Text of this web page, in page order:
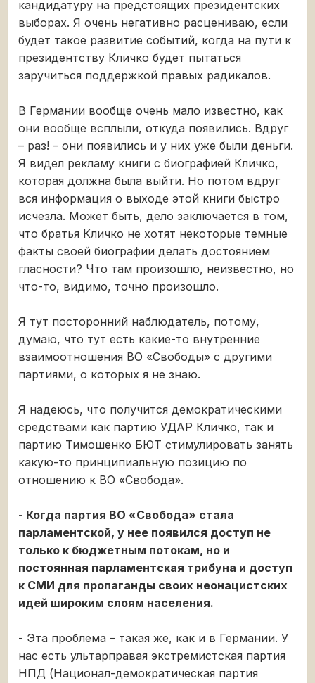
кандидатуру на предстоящих президентских
выборах. Я очень негативно расцениваю, если
будет такое развитие событий, когда на пути к
президентству Кличко будет пытаться
заручиться поддержкой правых радикалов.
В Германии вообще очень мало известно, как
они вообще всплыли, откуда появились. Вдруг
– раз! – они появились и у них уже были деньги.
Я видел рекламу книги с биографией Кличко,
которая должна была выйти. Но потом вдруг
вся информация о выходе этой книги быстро
исчезла. Может быть, дело заключается в том,
что братья Кличко не хотят некоторые темные
факты своей биографии делать достоянием
гласности? Что там произошло, неизвестно, но
что-то, видимо, точно произошло.
Я тут посторонний наблюдатель, потому,
думаю, что тут есть какие-то внутренние
взаимоотношения ВО «Свободы» с другими
партиями, о которых я не знаю.
Я надеюсь, что получится демократическими
средствами как партию УДАР Кличко, так и
партию Тимошенко БЮТ стимулировать занять
какую-то принципиальную позицию по
отношению к ВО «Свобода».
- Когда партия ВО «Свобода» стала
парламентской, у нее появился доступ не
только к бюджетным потокам, но и
постоянная парламентская трибуна и доступ
к СМИ для пропаганды своих неонацистских
идей широким слоям населения.
- Эта проблема – такая же, как и в Германии. У
нас есть ультарправая экстремистская партия
НПД (Национал-демократическая партия